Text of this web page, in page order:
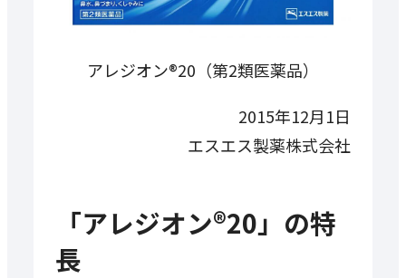
アレジオン®20（第2類医薬品）
2015年12月1日
エスエス製薬株式会社
「アレジオン®20」の特
長